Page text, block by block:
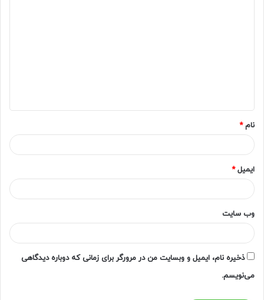
*
نام*
ایمیل*
وب‌ سایت
ذخیره نام، ایمیل و وبسایت من در مرورگر برای زمانی که دوباره دیدگاهی
می‌نویسم.